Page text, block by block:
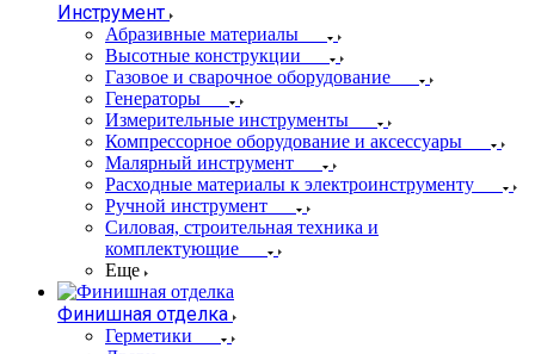
Инструмент
Абразивные материалы
Высотные конструкции
Газовое и сварочное оборудование
Генераторы
Измерительные инструменты
Компрессорное оборудование и аксессуары
Малярный инструмент
Расходные материалы к электроинструменту
Ручной инструмент
Силовая, строительная техника и
комплектующие
Еще
Финишная отделка
Герметики